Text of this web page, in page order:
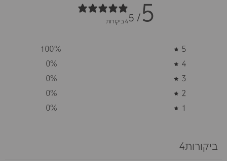
5
/ 5 4 ביקורות
5
100%
4
0%
3
0%
2
0%
1
0%
ביקורות4